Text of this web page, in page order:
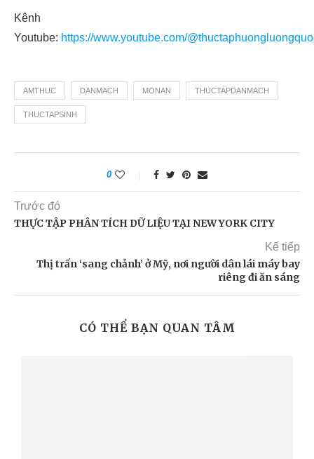
Kênh
Youtube: https://www.youtube.com/
AMTHUC DANMACH MONAN THUCTAPDANMACH
THUCTAPSINH
0
Trước đó
THỰC TẬP PHÂN TÍCH DỮ LIỆU TẠI NEW YORK CITY
Kế tiếp
Thị trấn ‘sang chảnh’ ở Mỹ, nơi người dân lái máy bay
riêng đi ăn sáng
CÓ THỂ BẠN QUAN TÂM